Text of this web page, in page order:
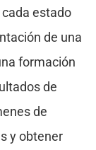
estado
de una
formación
de
de
y obtener